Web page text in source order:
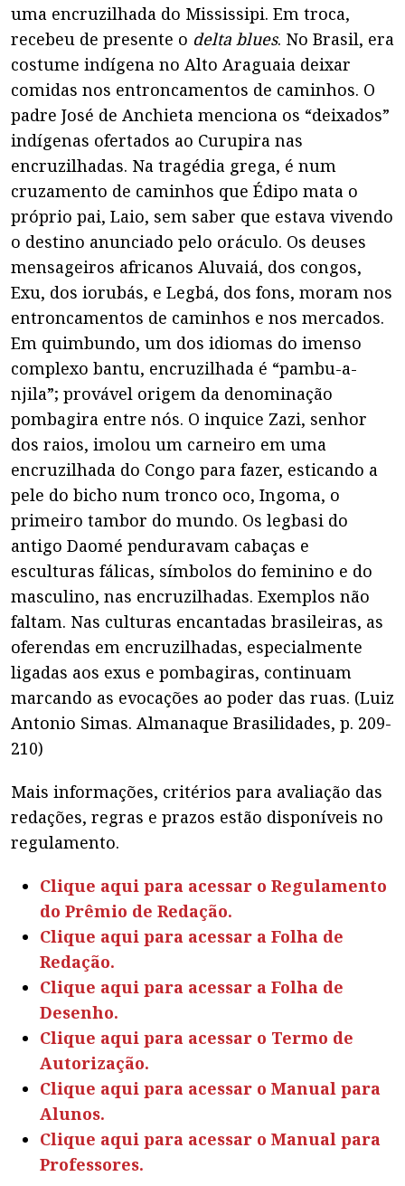
uma encruzilhada do Mississipi. Em troca,
recebeu de presente o delta blues. No Brasil, era
costume indígena no Alto Araguaia deixar
comidas nos entroncamentos de caminhos. O
padre José de Anchieta menciona os “deixados”
indígenas ofertados ao Curupira nas
encruzilhadas. Na tragédia grega, é num
cruzamento de caminhos que Édipo mata o
próprio pai, Laio, sem saber que estava vivendo
o destino anunciado pelo oráculo. Os deuses
mensageiros africanos Aluvaiá, dos congos,
Exu, dos iorubás, e Legbá, dos fons, moram nos
entroncamentos de caminhos e nos mercados.
Em quimbundo, um dos idiomas do imenso
complexo bantu, encruzilhada é “pambu-a-
njila”; provável origem da denominação
pombagira entre nós. O inquice Zazi, senhor
dos raios, imolou um carneiro em uma
encruzilhada do Congo para fazer, esticando a
pele do bicho num tronco oco, Ingoma, o
primeiro tambor do mundo. Os legbasi do
antigo Daomé penduravam cabaças e
esculturas fálicas, símbolos do feminino e do
masculino, nas encruzilhadas. Exemplos não
faltam. Nas culturas encantadas brasileiras, as
oferendas em encruzilhadas, especialmente
ligadas aos exus e pombagiras, continuam
marcando as evocações ao poder das ruas. (Luiz
Antonio Simas. Almanaque Brasilidades, p. 209-
210)
Mais informações, critérios para avaliação das
redações, regras e prazos estão disponíveis no
regulamento.
Clique aqui para acessar o Regulamento
do Prêmio de Redação.
Clique aqui para acessar a Folha de
Redação.
Clique aqui para acessar a Folha de
Desenho.
Clique aqui para acessar o Termo de
Autorização.
Clique aqui para acessar o Manual para
Alunos.
Clique aqui para acessar o Manual para
Professores.